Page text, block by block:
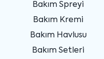
Bakım Spreyi
Bakım Kremi
Bakım Havlusu
Bakım Setleri